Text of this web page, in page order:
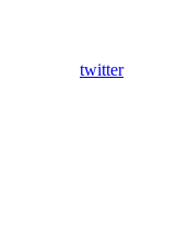
twitter